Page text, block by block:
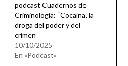
podcast Cuadernos de
Criminología: “Cocaína, la
droga del poder y del
crimen”
10/10/2025
En «Podcast»